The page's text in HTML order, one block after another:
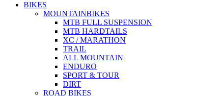
BIKES
MOUNTAINBIKES
MTB FULL SUSPENSION
MTB HARDTAILS
XC / MARATHON
TRAIL
ALL MOUNTAIN
ENDURO
SPORT & TOUR
DIRT
ROAD BIKES